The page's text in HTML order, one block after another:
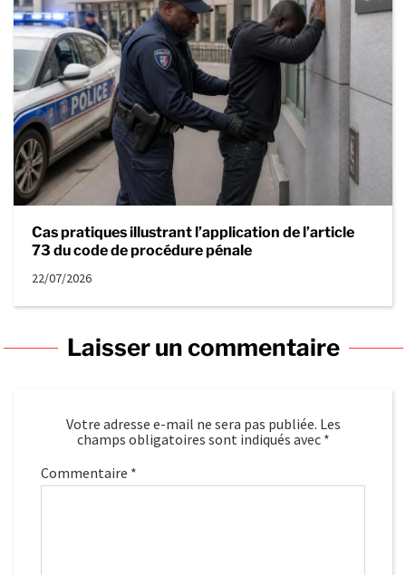
Cas pratiques illustrant l’application de l’article
73 du code de procédure pénale
22/07/2026
Laisser un commentaire
Votre adresse e-mail ne sera pas publiée. Les
champs obligatoires sont indiqués avec *
Commentaire *